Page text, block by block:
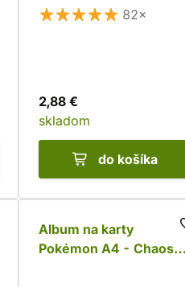
82×
2,88 €
skladom
do košíka
Album na karty
Pokémon A4 - Chaos